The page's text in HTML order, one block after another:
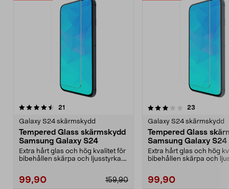
21
Galaxy S24 skärmskydd
Tempered Glass skärmskydd
Samsung Galaxy S24
Extra hårt glas och hög kvalitet för
bibehållen skärpa och ljusstyrka.
99,90 159,90
3.5 av 5 stjärnor 23
Galaxy S24 skärmskydd
Tempered Glass
Samsung Galaxy
Extra hårt glas och hög
bibehållen skärpa och
99,90
4.0 av 5 stjärnor